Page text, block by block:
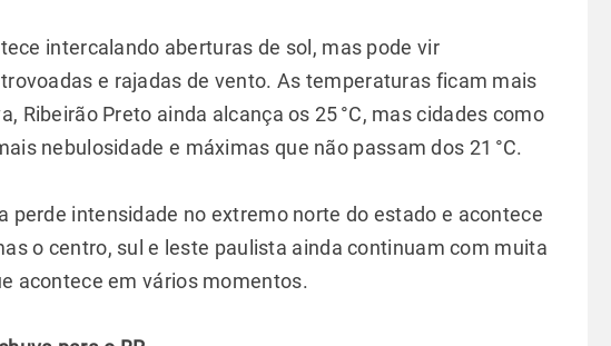
intercalando aberturas de sol, mas pode vir
e rajadas de vento. As temperaturas ficam mais
Ribeirão Preto ainda alcança os 25 °C, mas cidades como
nebulosidade e máximas que não passam dos 21 °C.
perde intensidade no extremo norte do estado e acontece
o centro, sul e leste paulista ainda continuam com muita
acontece em vários momentos.